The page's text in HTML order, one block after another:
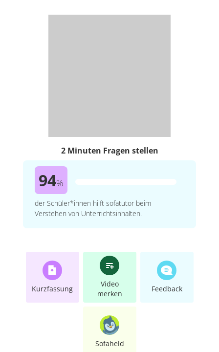
2 Minuten Fragen stellen
94%
der Schüler*innen hilft sofatutor beim
Verstehen von Unterrichtsinhalten.
Kurzfassung
Video
merken
Feedback
Sofaheld